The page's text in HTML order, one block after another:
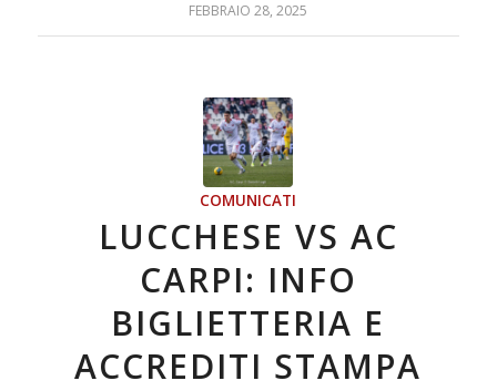
FEBBRAIO 28, 2025
COMUNICATI
LUCCHESE VS AC
CARPI: INFO
BIGLIETTERIA E
ACCREDITI STAMPA